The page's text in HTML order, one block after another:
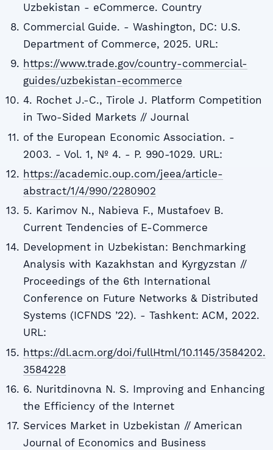
Uzbekistan - eCommerce. Country
Commercial Guide. - Washington, DC: U.S.
Department of Commerce, 2025. URL:
https://www.trade.gov/country-commercial-
guides/uzbekistan-ecommerce
4. Rochet J.-C., Tirole J. Platform Competition
in Two-Sided Markets // Journal
of the European Economic Association. -
2003. - Vol. 1, № 4. - P. 990-1029. URL:
https://academic.oup.com/jeea/article-
abstract/1/4/990/2280902
5. Karimov N., Nabieva F., Mustafoev B.
Current Tendencies of E-Commerce
Development in Uzbekistan: Benchmarking
Analysis with Kazakhstan and Kyrgyzstan //
Proceedings of the 6th International
Conference on Future Networks & Distributed
Systems (ICFNDS ’22). - Tashkent: ACM, 2022.
URL:
https://dl.acm.org/doi/fullHtml/10.1145/3584202.
3584228
6. Nuritdinovna N. S. Improving and Enhancing
the Efficiency of the Internet
Services Market in Uzbekistan // American
Journal of Economics and Business